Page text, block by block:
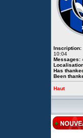
Inscription:
10:04
Messages:
Has
Been
Haut